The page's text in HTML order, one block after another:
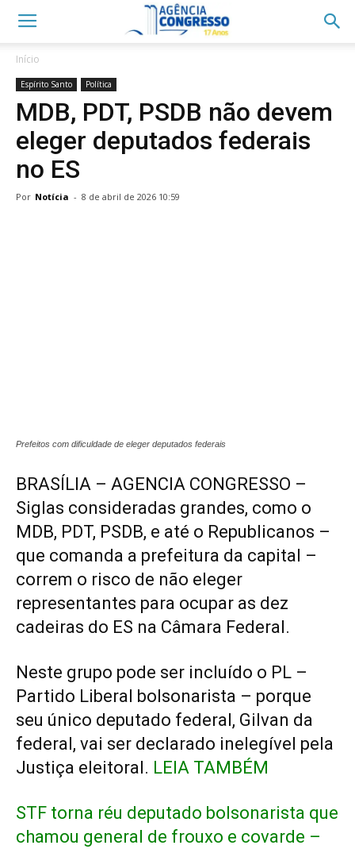
Início
Espírito Santo Política
MDB, PDT, PSDB não devem
eleger deputados federais
no ES
Por Notícia - 8 de abril de 2026 10:59
Prefeitos com dificuldade de eleger deputados federais
BRASÍLIA – AGENCIA CONGRESSO –
Siglas consideradas grandes, como o
MDB, PDT, PSDB, e até o Republicanos –
que comanda a prefeitura da capital –
correm o risco de não eleger
representantes para ocupar as dez
cadeiras do ES na Câmara Federal.
Neste grupo pode ser incluído o PL –
Partido Liberal bolsonarista – porque
seu único deputado federal, Gilvan da
federal, vai ser declarado inelegível pela
Justiça eleitoral. LEIA TAMBÉM
STF torna réu deputado bolsonarista que
chamou general de frouxo e covarde –